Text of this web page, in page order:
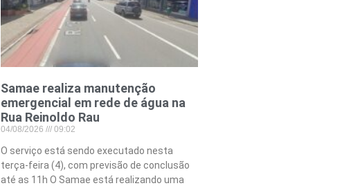
Samae realiza manutenção
emergencial em rede de água na
Rua Reinoldo Rau
04/08/2026 09:02
O serviço está sendo executado nesta
terça-feira (4), com previsão de conclusão
até as 11h O Samae está realizando uma